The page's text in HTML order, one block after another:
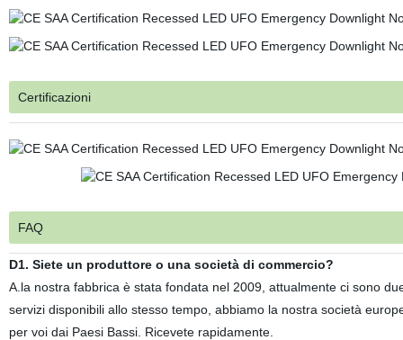
Certificazioni
FAQ
D1. Siete un produttore o una società di commercio?
A.la nostra fabbrica è stata fondata nel 2009, attualmente ci sono
servizi disponibili allo stesso tempo, abbiamo la nostra società
per voi dai Paesi Bassi. Ricevete rapidamente.